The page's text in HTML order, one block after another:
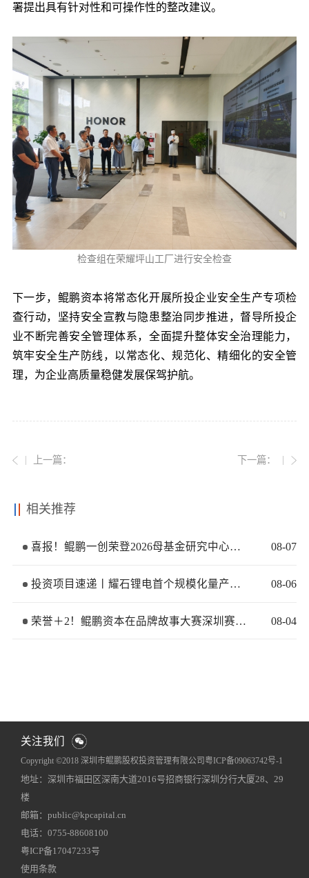
署提出具有针对性和可操作性的整改建议。
检查组在荣耀坪山工厂进行安全检查
下一步，鲲鹏资本将常态化开展所投企业安全生产专项检
查行动，坚持安全宣教与隐患整治同步推进，督导所投企
业不断完善安全管理体系，全面提升整体安全治理能力，
筑牢安全生产防线，以常态化、规范化、精细化的安全管
理，为企业高质量稳健发展保驾护航。
上一篇： 下一篇：
相关推荐
喜报！鲲鹏一创荣登2026母基金研究中心两大榜单 08-07
投资项目速递丨耀石锂电首个规模化量产基地签约落地 08-06
荣誉＋2！鲲鹏资本在品牌故事大赛深圳赛区再获佳绩 08-04
关注我们
Copyright ©2018 深圳市鲲鹏股权投资管理有限公司粤ICP备09063742号-1
网站地图犀牛云提供企业云服务
地址：深圳市福田区深南大道2016号招商银行深圳分行大厦28、29
楼
邮箱：public@kpcapital.cn
电话：0755-88608100
粤ICP备17047233号
使用条款